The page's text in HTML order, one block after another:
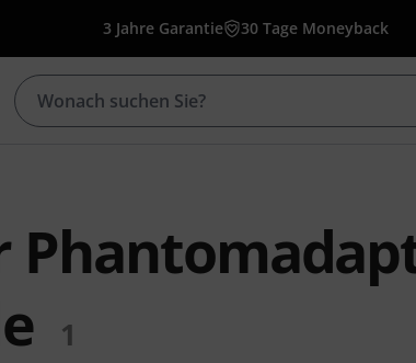
3 Jahre Garantie 30 Tage Moneyback
1